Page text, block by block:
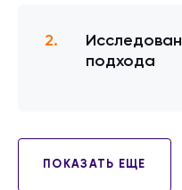
подхода
ПОКАЗАТЬ ЕЩЕ